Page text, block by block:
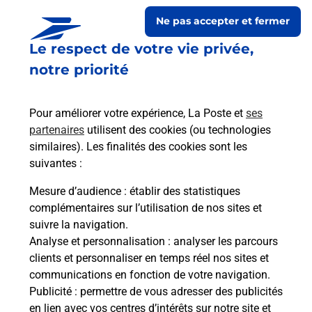
Le respect de votre vie privée,
notre priorité
Pour améliorer votre expérience, La Poste et ses
partenaires utilisent des cookies (ou technologies
similaires). Les finalités des cookies sont les
suivantes :
Mesure d’audience : établir des statistiques
complémentaires sur l’utilisation de nos sites et
suivre la navigation.
Analyse et personnalisation : analyser les parcours
clients et personnaliser en temps réel nos sites et
communications en fonction de votre navigation.
Publicité : permettre de vous adresser des publicités
en lien avec vos centres d’intérêts sur notre site et
Ne pas accepter et fermer
Prochaine collecte du courrierlundià 09h00
6 Rue De La Fontaine
41320 Saint Julien Sur Cher
Itinéraire
Le lien s'ouvre dans un nouvel onglet